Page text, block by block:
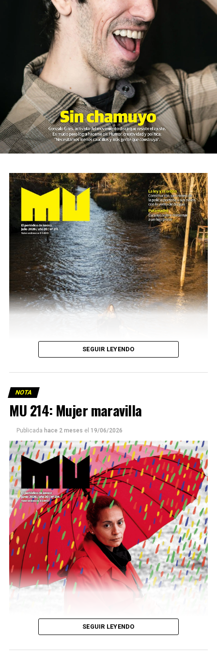
Este número 215 de MU ☝️viene con doble tapa, que
podría ser una frase:
Sin chamuyo, a remarla.
Descargar la Mu en PDF
SEGUIR LEYENDO
NOTA
MU 214: Mujer maravilla
Publicada hace 2 meses el 19/06/2026
SEGUIR LEYENDO